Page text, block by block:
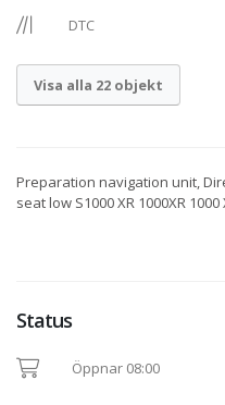
DTC
Visa alla 22 objekt
Preparation navigation unit,
seat low S1000 XR 1000XR 1000
Status
Öppnar 08:00